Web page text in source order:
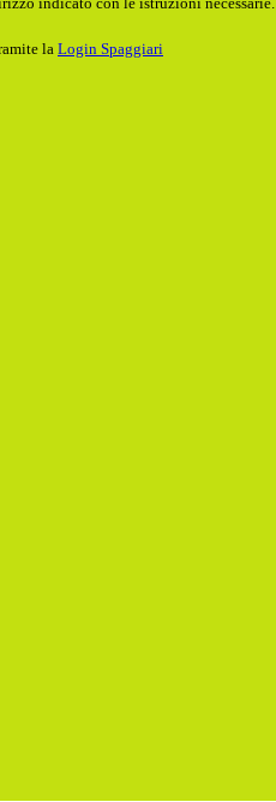
la Login Spaggiari